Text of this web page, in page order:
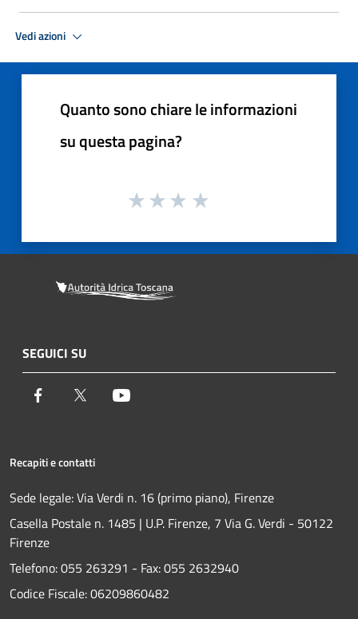
Vedi azioni
Quanto sono chiare le informazioni
su questa pagina?
SEGUICI SU
Facebook Twitter
Recapiti e contatti
Sede legale: Via Verdi n. 16 (primo piano), Firenze
Casella Postale n. 1485 | U.P. Firenze, 7 Via G. Verdi - 50122
Firenze
Telefono:055 263291 - Fax:055 2632940
Codice Fiscale: 06209860482